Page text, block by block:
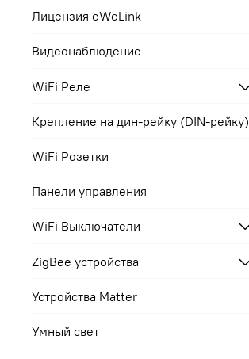
Лицензия eWeLink
Видеонаблюдение
WiFi Реле
Крепление на дин-рейку (DIN-рейку)
WiFi Розетки
Панели управления
WiFi Выключатели
ZigBee устройства
Устройства Matter
Умный свет